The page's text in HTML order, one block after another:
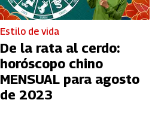
Estilo de vida
De la rata al cerdo:
horóscopo chino
MENSUAL para agosto
de 2023